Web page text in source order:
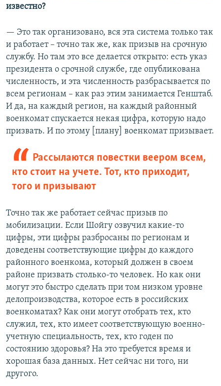
известно?
— Это так организовано, вся эта система только так
и работает – точно так же, как призыв на срочную
службу. Но там это все делается открыто: есть указ
президента о срочной службе, где опубликована
численность, и эта численность разбрасывается по
всем регионам – как раз этим занимается Генштаб.
И да, на каждый регион, на каждый районный
военкомат спускается некая цифра, которую надо
призвать. И по этому [плану] военкомат призывает.
Рассылаются повестки веером всем,
кто стоит на учете. Тот, кто приходит,
того и призывают
Точно так же работает сейчас призыв по
мобилизации. Если Шойгу озвучил какие-то
цифры, эти цифры разбросаны по регионам и
доведены соответствующие цифры до каждого
районного военкома, который должен в своем
районе призвать столько-то человек. Но как они
могут это быстро сделать при том низком уровне
делопроизводства, которое есть в российских
военкоматах? Как они могут отобрать тех, кто
служил, тех, кто имеет соответствующую военно-
учетную специальность, тех, кто годен по
состоянию здоровья? На это требуется время и
хорошая база данных. Нет сейчас ни того, ни
другого.